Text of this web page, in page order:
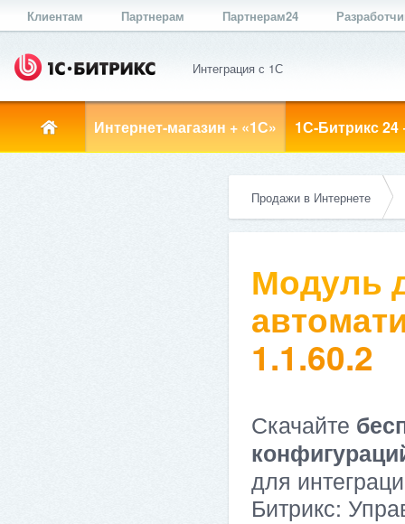
Клиентам Партнерам Партнерам24
Интеграция с 1С
Интернет-магазин + «1С» 1С-Битрикс 24
Продажи в Интернете
Модуль
1.1.60.2
Скачайте
для
Битрикс: